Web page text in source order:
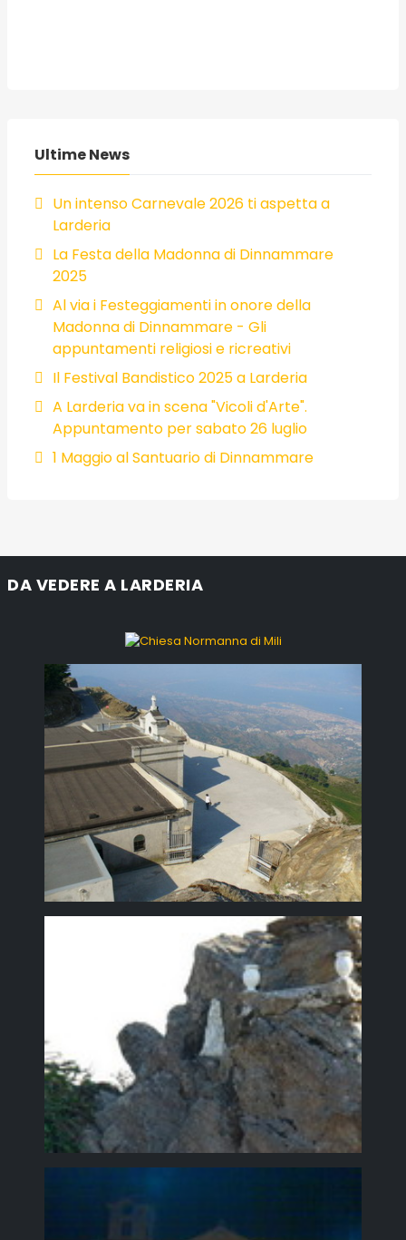
Ultime News
Un intenso Carnevale 2026 ti aspetta a
Larderia
La Festa della Madonna di Dinnammare
2025
Al via i Festeggiamenti in onore della
Madonna di Dinnammare - Gli
appuntamenti religiosi e ricreativi
Il Festival Bandistico 2025 a Larderia
A Larderia va in scena "Vicoli d'Arte".
Appuntamento per sabato 26 luglio
1 Maggio al Santuario di Dinnammare
DA VEDERE A LARDERIA